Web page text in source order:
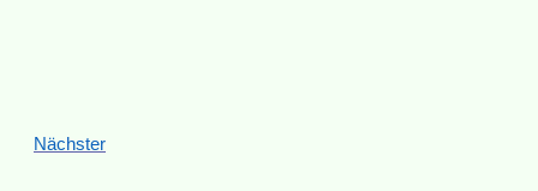
Nächster